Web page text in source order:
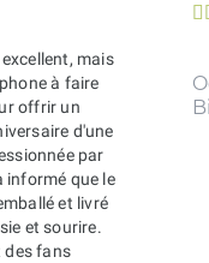
mais
à faire
offrir un
d'une
par
informé que le
et livré
et sourire.
des fans
